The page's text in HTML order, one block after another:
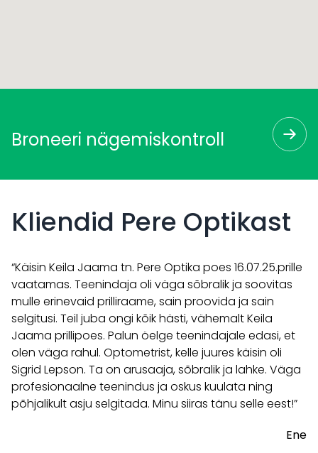
Broneeri nägemiskontroll
Kliendid Pere Optikast
“Käisin Keila Jaama tn. Pere Optika poes 16.07.25.prille
vaatamas. Teenindaja oli väga sõbralik ja soovitas
mulle erinevaid prilliraame, sain proovida ja sain
selgitusi. Teil juba ongi kõik hästi, vähemalt Keila
Jaama prillipoes. Palun öelge teenindajale edasi, et
olen väga rahul. Optometrist, kelle juures käisin oli
Sigrid Lepson. Ta on arusaaja, sõbralik ja lahke. Väga
profesionaalne teenindus ja oskus kuulata ning
põhjalikult asju selgitada. Minu siiras tänu selle eest!”
Ene